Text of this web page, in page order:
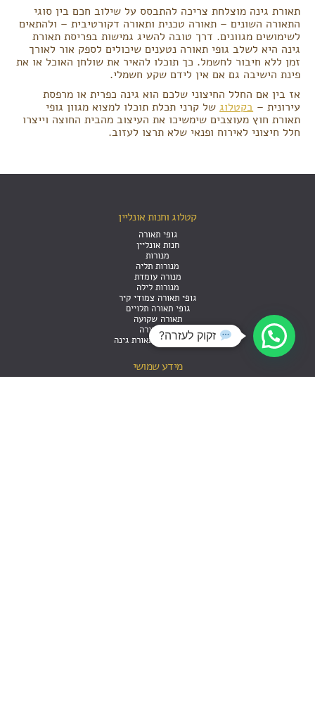
תאורת גינה מוצלחת צריכה להתבסס על שילוב חכם בין סוגי
התאורה השונים – תאורה טכנית ותאורה דקורטיבית – ולהתאים
לשימושים מגוונים. דרך טובה להשיג גמישות בפריסת תאורת
גינה היא לשלב גופי תאורה נטענים שיכולים לספק אור לאורך
זמן ללא חיבור לחשמל. כך תוכלו להאיר את שולחן האוכל או את
פינת הישיבה גם אם אין לידם שקע חשמלי.
אז בין אם החלל החיצוני שלכם הוא גינה כפרית או מרפסת
עירונית – בקטלוגשל קרני תכלת תוכלו למצוא מגוון גופי
תאורת חוץ מעוצבים שימשיכו את העיצוב מהבית החוצה וייצרו
חלל חיצוני לאירוח ופנאי שלא תרצו לעזוב.
קטלוג וחנות אונליין
גופי תאורה
חנות אונליין
מנורות
מנורות תליה
מנורה עומדת
מנורות לילה
גופי תאורה צמודי קיר
גופי תאורה תלויים
תאורה שקועה
פסי צבירה
תאורת חוץ - תאורת גינה
מידע שמושי
זקוק לעזרה?